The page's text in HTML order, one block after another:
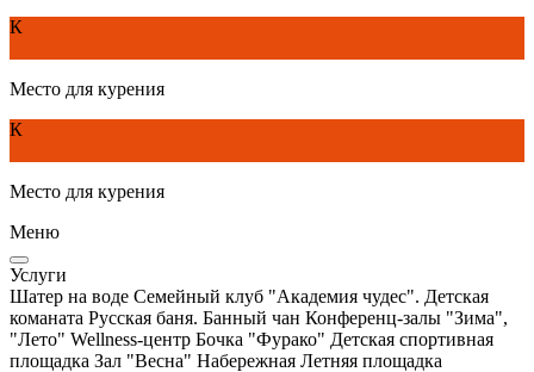
К
Место для курения
К
Место для курения
Меню
Услуги
Шатер на воде Семейный клуб "Академия чудес". Детская
команата Русская баня. Банный чан Конференц-залы "Зима",
"Лето" Wellness-центр Бочка "Фурако" Детская спортивная
площадка Зал "Весна" Набережная Летняя площадка